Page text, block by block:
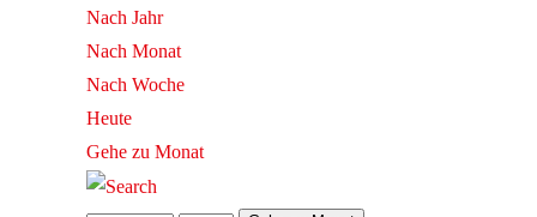
Nach Jahr
Nach Monat
Nach Woche
Heute
Gehe zu Monat